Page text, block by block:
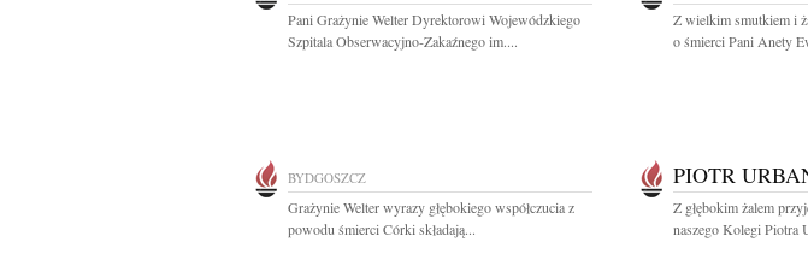
Pani Grażynie Welter Dyrektorowi Wojewódzkiego
Szpitala Obserwacyjno-Zakaźnego im....
Z wielkim smutkiem i
o śmierci Pani Anety
BYDGOSZCZ
Grażynie Welter wyrazy głębokiego współczucia z
powodu śmierci Córki składają...
PIOTR
Z głębokim żalem
naszego Kolegi Piotra